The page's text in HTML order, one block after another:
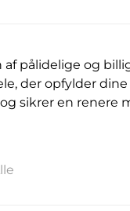
pålidelige og
der opfylder
sikrer en renere